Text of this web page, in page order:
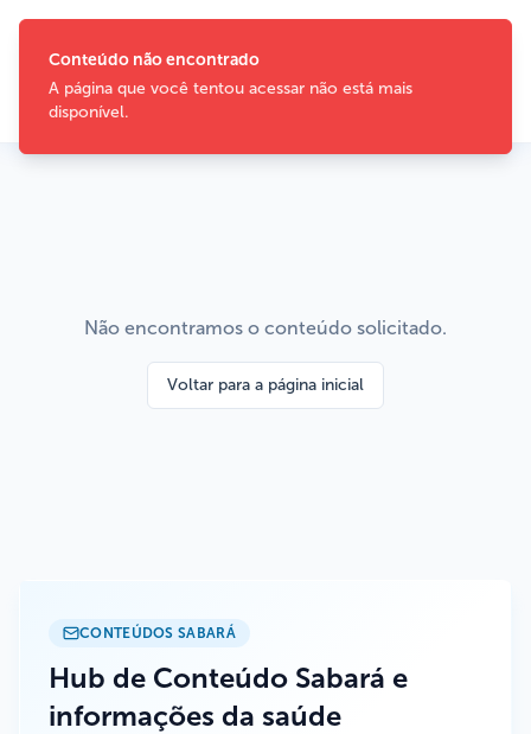
Conteúdo não encontrado
A página que você tentou acessar não está mais
disponível.
Não encontramos o conteúdo solicitado.
Voltar para a página inicial
CONTEÚDOS SABARÁ
Hub de Conteúdo Sabará e
informações da saúde